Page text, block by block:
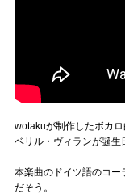
wotakuが制作したボカロ
ベリル・ヴィランが誕生
本楽曲のドイツ語のコ
だそう。